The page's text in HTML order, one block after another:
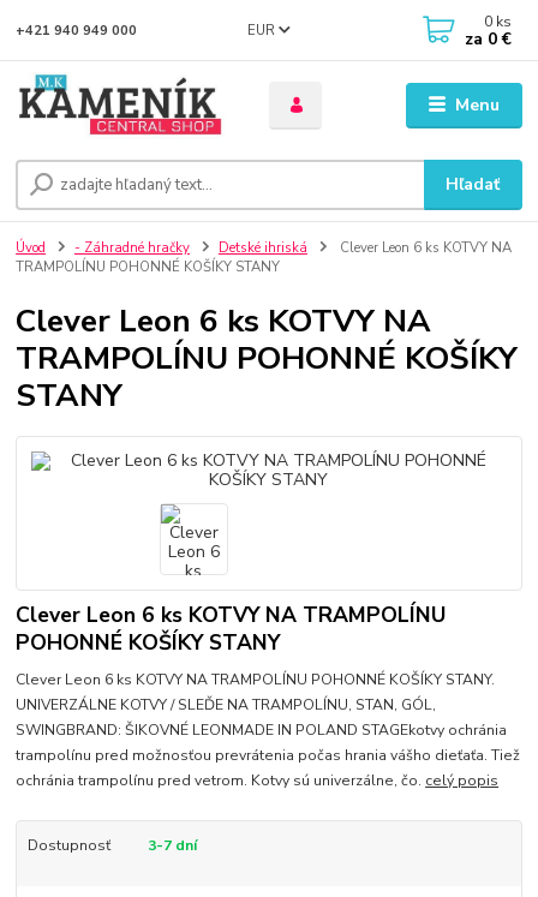
Menu
EUR
Hľadať
+421 940 949 000 0 ks
za 0 €
Úvod - Záhradné hračky Detské ihriská
Clever Leon 6 ks KOTVY NA
TRAMPOLÍNU POHONNÉ KOŠÍKY STANY
Clever Leon 6 ks KOTVY NA
TRAMPOLÍNU POHONNÉ KOŠÍKY
STANY
Clever Leon 6 ks KOTVY NA TRAMPOLÍNU
POHONNÉ KOŠÍKY STANY
Clever Leon 6 ks KOTVY NA TRAMPOLÍNU POHONNÉ KOŠÍKY STANY.
UNIVERZÁLNE KOTVY / SLEĎE NA TRAMPOLÍNU, STAN, GÓL,
SWINGBRAND: ŠIKOVNÉ LEONMADE IN POLAND STAGEkotvy ochránia
trampolínu pred možnosťou prevrátenia počas hrania vášho dieťaťa. Tiež
ochránia trampolínu pred vetrom. Kotvy sú univerzálne, čo. celý popis
Dostupnosť 3-7 dní